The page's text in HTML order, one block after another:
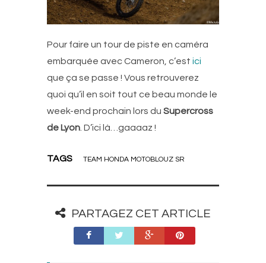
Pour faire un tour de piste en caméra
embarquée avec Cameron, c’est ici
que ça se passe ! Vous retrouverez
quoi qu’il en soit tout ce beau monde le
week-end prochain lors du Supercross
de Lyon . D’ici là…gaaaaz !
TAGS TEAM HONDA MOTOBLOUZ SR
PARTAGEZ CET ARTICLE